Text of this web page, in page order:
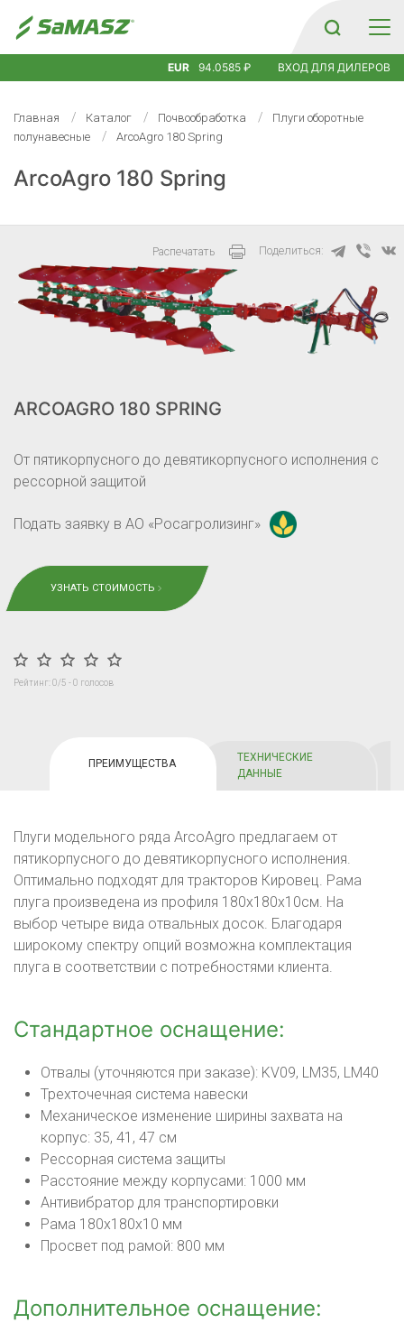
EUR 94.0585 ₽ ВХОД ДЛЯ ДИЛЕРОВ
Главная Каталог Почвообработка
Плуги оборотные
полунавесные
ArcoAgro 180 Spring
ArcoAgro 180 Spring
Распечатать Поделиться:
ARCOAGRO 180 SPRING
От пятикорпусного до девятикорпусного исполнения с
рессорной защитой
Подать заявку в АО «Росагролизинг»
УЗНАТЬ СТОИМОСТЬ
Рейтинг:0/5 -0 голосов
ТЕХНИЧЕСКИЕ
ДАННЫЕ
ПРЕИМУЩЕСТВА
Плуги модельного ряда ArcoAgro предлагаем от
пятикорпусного до девятикорпусного исполнения.
Оптимально подходят для тракторов Кировец. Рама
плуга произведена из профиля 180х180х10см. На
выбор четыре вида отвальных досок. Благодаря
широкому спектру опций возможна комплектация
плуга в соответствии с потребностями клиента.
Стандартное оснащение:
Отвалы (уточняются при заказе): KV09, LM35, LM40
Трехточечная система навески
Механическое изменение ширины захвата на
корпус: 35, 41, 47 см
Рессорная система защиты
Расстояние между корпусами: 1000 мм
Антивибратор для транспортировки
Рама 180x180x10 мм
Просвет под рамой: 800 мм
Дополнительное оснащение: